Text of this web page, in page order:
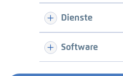
Dienste
Software